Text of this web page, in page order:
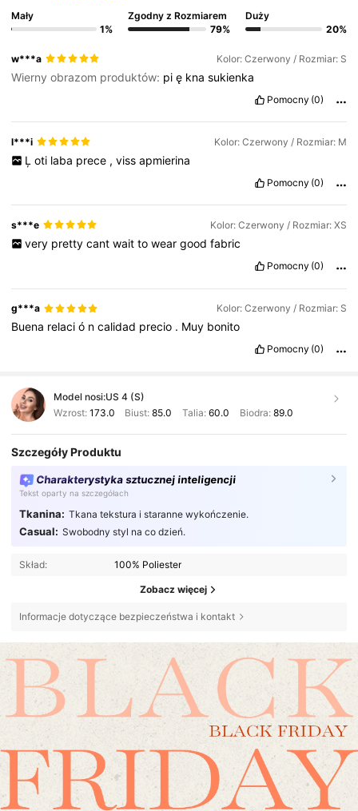
Mały
1%
Zgodny z Rozmiarem
79%
Duży
20%
w***a Kolor: Czerwony / Rozmiar: S
Wierny obrazom produktów: pię knasukienka
Pomocny (0)
l***i Kolor: Czerwony / Rozmiar: M
Ļ oti laba prece , viss apmierina
Pomocny (0)
s***e Kolor: Czerwony / Rozmiar: XS
very pretty cant wait to wear good fabric
Pomocny (0)
g***a Kolor: Czerwony / Rozmiar: S
Buena relació ncalidad precio . Muy bonito
Pomocny (0)
Model nosi:US 4 (S)
Wzrost: 173.0 Biust:85.0 Talia: 60.0 Biodra: 89.0
Szczegóły Produktu
Charakterystyka sztucznej inteligencji
Tekst oparty na szczegółach
Tkanina: Tkana tekstura i staranne wykończenie.
Casual: Swobodny styl na co dzień.
Skład: 100% Poliester
Zobacz więcej
Informacje dotyczące bezpieczeństwa i kontakt